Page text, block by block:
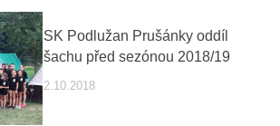
SK Podlužan Prušánky oddíl
šachu před sezónou 2018/19
2.10.2018